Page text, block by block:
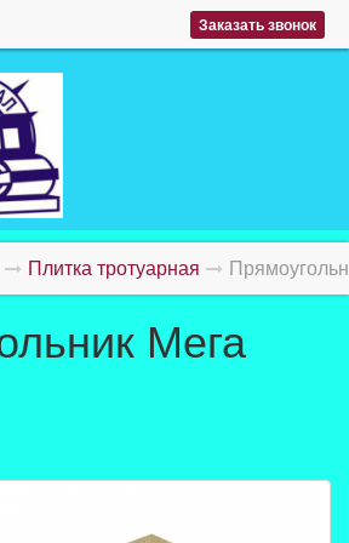
Заказать звонок
Плитка тротуарная
Мега